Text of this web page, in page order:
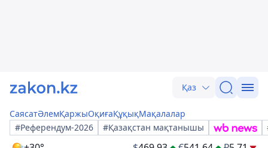
Қаз
СаясатӘлемҚаржыОқиғаҚұқықМақалалар
#Референдум-2026
#Қазақстан мақтанышы